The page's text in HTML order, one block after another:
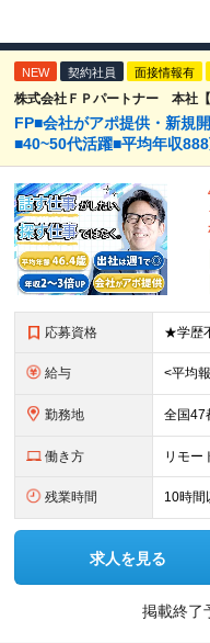
NEW 契約社員 面接情報有
株式会社ＦＰパートナー 本社【
FP■会社がアポ提供・新規
■40~50代活躍■平均年収
応募資格
給与
勤務地
働き方 リモー
残業時間 10時間
求人を見る
掲載終了